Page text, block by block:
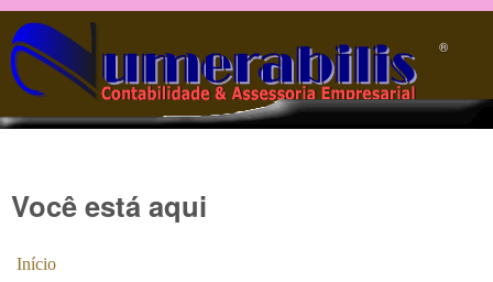
Pular para o conteúdo principal
®️
Você está aqui
Início